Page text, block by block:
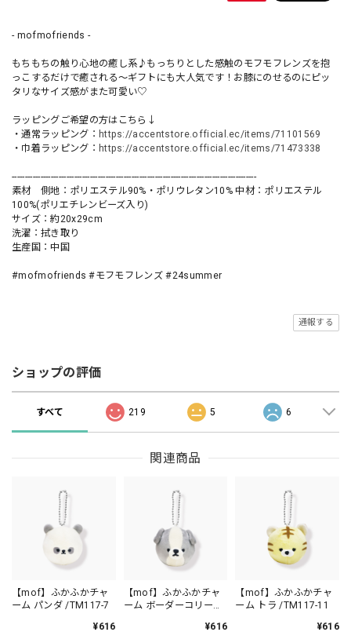
- mofmofriends -
もちもちの触り心地の癒し系♪もっちりとした感触のモフモフレンズを抱
っこするだけで癒される〜ギフトにも大人気です！お膝にのせるのにピッ
タリなサイズ感がまた可愛い♡
ラッピングご希望の方はこちら↓
・通常ラッピング： https://accentstore.official.ec/items/71101569
・巾着ラッピング： https://accentstore.official.ec/items/71473338
----------------------------------------------------------------------------------------------
素材 側地：ポリエステル90%・ポリウレタン10% 中材：ポリエステル
100%(ポリエチレンビーズ入り)
サイズ：約20x29cm
洗濯：拭き取り
生産国：中国
#mofmofriends #モフモフレンズ #24summer
通報する
ショップの評価
すべて 219 5 6
関連商品
【mof】ふかふかチャ
ーム パンダ /TM117-7
¥616
【mof】ふかふかチャ
ーム ボーダーコリー
¥616
【mof】ふかふかチャ
ーム トラ /TM117-11
¥616